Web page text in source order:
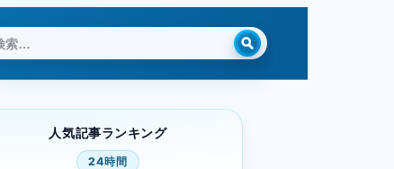
人気記事ランキング
24時間